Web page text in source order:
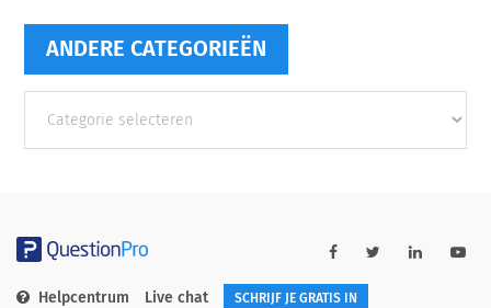
ANDERE CATEGORIEËN
categorieën
Helpcentrum Live chat SCHRIJF JE GRATIS IN